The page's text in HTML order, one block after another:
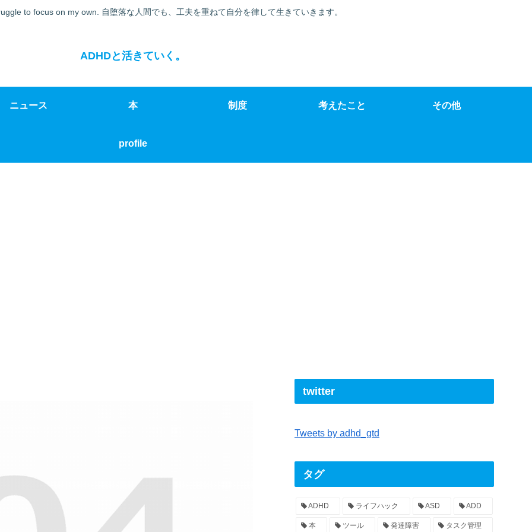
to focus on my own. 自堕落な人間でも、工夫を重ねて自分を律して生きていきます。
ADHDと活きていく。
ニュース 本 制度 考えたこと その他
profile
twitter
Tweets by adhd_gtd
タグ
ADHD ライフハック ASD ADD
本 ツール 発達障害 タスク管理